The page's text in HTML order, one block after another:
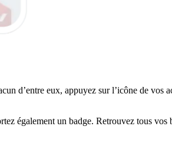
d’entre eux, appuyez sur l’icône de
également un badge. Retrouvez tous